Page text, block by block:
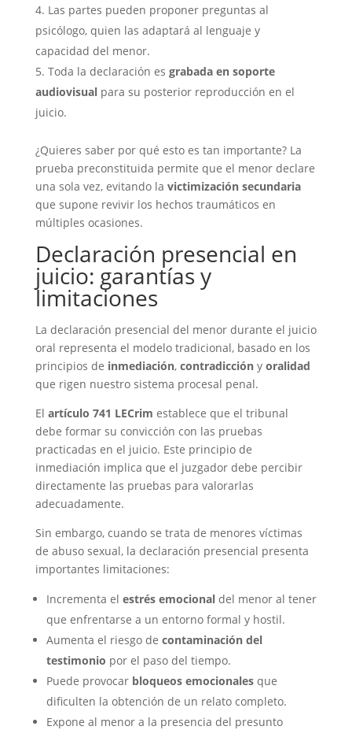
Las partes pueden proponer preguntas al
psicólogo, quien las adaptará al lenguaje y
capacidad del menor.
Toda la declaración es grabada en soporte
audiovisualpara su posterior reproducción en el
juicio.
¿Quieres saber por qué esto es tan importante? La
prueba preconstituida permite que el menor declare
una sola vez, evitando la victimización secundaria
que supone revivir los hechos traumáticos en
múltiples ocasiones.
Declaración presencial en
juicio: garantías y
limitaciones
La declaración presencial del menor durante el juicio
oral representa el modelo tradicional, basado en los
principios de inmediación, contradiccióny oralidad
que rigen nuestro sistema procesal penal.
El artículo 741 LECrim establece que el tribunal
debe formar su convicción con las pruebas
practicadas en el juicio. Este principio de
inmediación implica que el juzgador debe percibir
directamente las pruebas para valorarlas
adecuadamente.
Sin embargo, cuando se trata de menores víctimas
de abuso sexual, la declaración presencial presenta
importantes limitaciones:
Incrementa el estrés emocionaldel menor al tener
que enfrentarse a un entorno formal y hostil.
Aumenta el riesgo de contaminación del
testimonio por el paso del tiempo.
Puede provocar bloqueos emocionalesque
dificulten la obtención de un relato completo.
Expone al menor a la presencia del presunto